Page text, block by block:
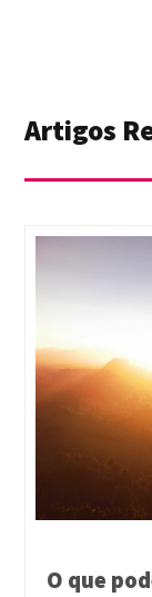
Artigos
O que